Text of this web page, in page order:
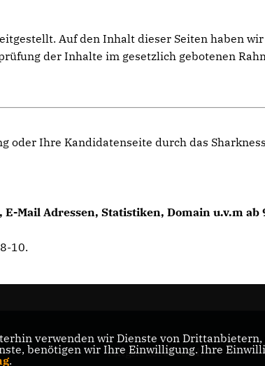
Auf den Inhalt dieser Seiten haben
der Inhalte im gesetzlich gebotenen
oder Ihre Kandidatenseite durch das
Mail Adressen, Statistiken, Domain u.v.m ab
10.
Mitgliederbereich
verwenden wir Dienste von
benötigen wir Ihre Einwilligung. Ihre
.